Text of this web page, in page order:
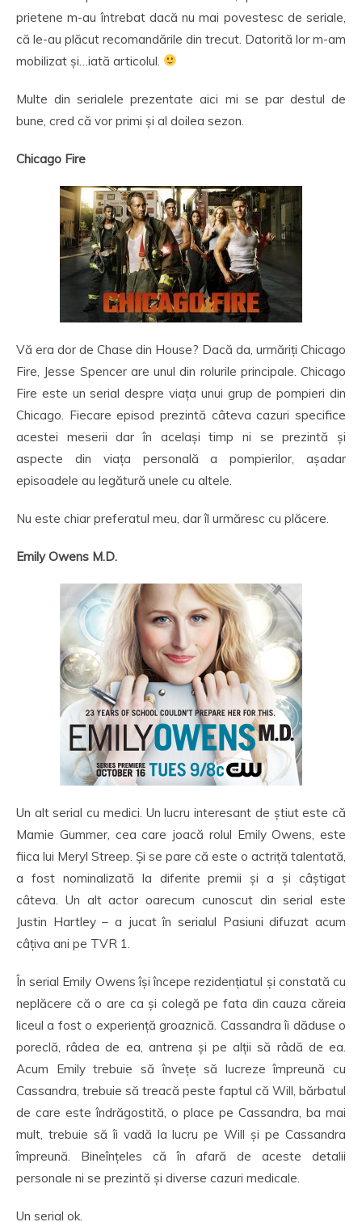
prietene m-au întrebat dacă nu mai povestesc de seriale,
că le-au plăcut recomandările din trecut. Datorită lor m-am
mobilizat și…iată articolul.
Multe din serialele prezentate aici mi se par destul de
bune, cred că vor primi și al doilea sezon.
Chicago Fire
Vă era dor de Chase din House? Dacă da, urmăriți Chicago
Fire, Jesse Spencer are unul din rolurile principale. Chicago
Fire este un serial despre viața unui grup de pompieri din
Chicago. Fiecare episod prezintă câteva cazuri specifice
acestei meserii dar în același timp ni se prezintă și
aspecte din viața personală a pompierilor, așadar
episoadele au legătură unele cu altele.
Nu este chiar preferatul meu, dar îl urmăresc cu plăcere.
Emily Owens M.D.
Un alt serial cu medici. Un lucru interesant de știut este că
Mamie Gummer, cea care joacă rolul Emily Owens, este
fiica lui Meryl Streep. Și se pare că este o actriță talentată,
a fost nominalizată la diferite premii și a și câștigat
câteva. Un alt actor oarecum cunoscut din serial este
Justin Hartley – a jucat în serialul Pasiuni difuzat acum
câțiva ani pe TVR 1.
În serial Emily Owens își începe rezidențiatul și constată cu
neplăcere că o are ca și colegă pe fata din cauza căreia
liceul a fost o experiență groaznică. Cassandra îi dăduse o
poreclă, râdea de ea, antrena și pe alții să râdă de ea.
Acum Emily trebuie să învețe să lucreze împreună cu
Cassandra, trebuie să treacă peste faptul că Will, bărbatul
de care este îndrăgostită, o place pe Cassandra, ba mai
mult, trebuie să îi vadă la lucru pe Will și pe Cassandra
împreună. Bineînțeles că în afară de aceste detalii
personale ni se prezintă și diverse cazuri medicale.
Un serial ok.